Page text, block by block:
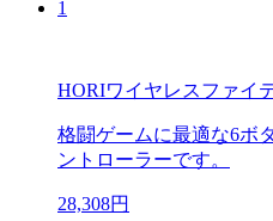
1
HORIワイヤレスファイ
格闘ゲームに最適な6ボ
ントローラーです。
28,308円